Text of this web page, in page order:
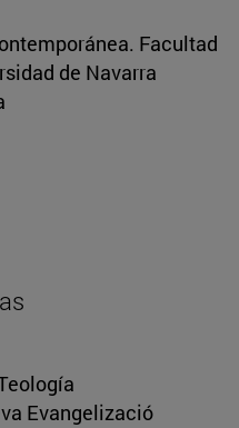
Facultad
de Navarra
Evangelizació